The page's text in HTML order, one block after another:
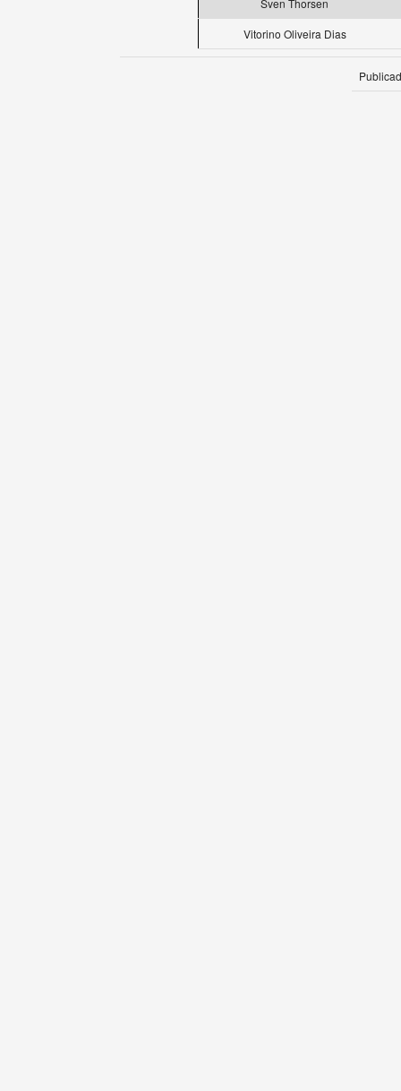
Sven Thorsen
Vitorino Oliveira Dias